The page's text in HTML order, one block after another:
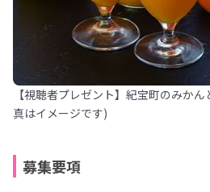
【視聴者プレゼント】紀宝町のみか
真はイメージです)
募集要項